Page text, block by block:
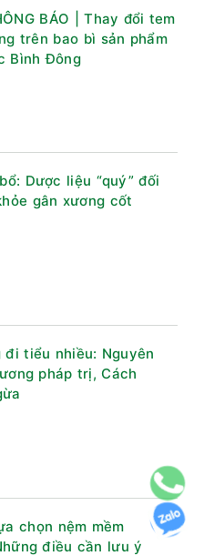
BÁO | Thay đổi tem
trên bao bì sản phẩm
Bình Đông
Dược liệu “quý” đối
gân xương cốt
tiểu nhiều: Nguyên
pháp trị, Cách
chọn nệm mềm
điều cần lưu ý